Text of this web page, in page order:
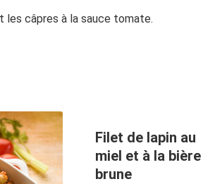
les câpres à la sauce tomate.
Filet de lapin au
miel et à la bière
brune